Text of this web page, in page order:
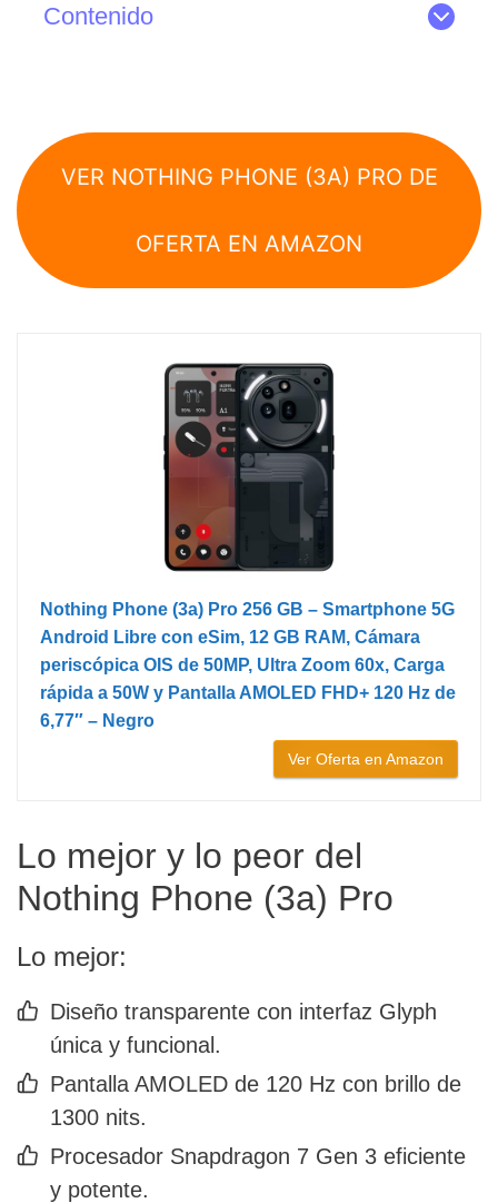
Contenido
VER NOTHING PHONE (3A) PRO DE
OFERTA EN AMAZON
Nothing Phone (3a) Pro 256 GB – Smartphone 5G
Android Libre con eSim, 12 GB RAM, Cámara
periscópica OIS de 50MP, Ultra Zoom 60x, Carga
rápida a 50W y Pantalla AMOLED FHD+ 120 Hz de
6,77″ – Negro
Ver Oferta en Amazon
Lo mejor y lo peor del
Nothing Phone (3a) Pro
Lo mejor:
Diseño transparente con interfaz Glyph
única y funcional.
Pantalla AMOLED de 120 Hz con brillo de
1300 nits.
Procesador Snapdragon 7 Gen 3 eficiente
y potente.